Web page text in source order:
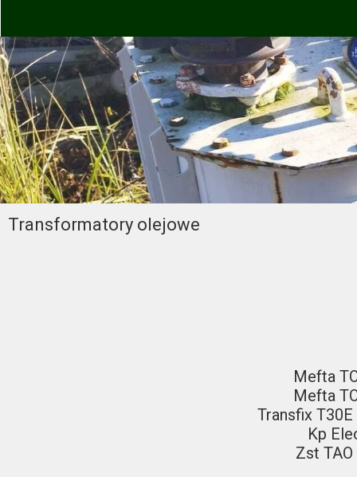
Transformatory olejowe
Mefta
Mefta
Transfix
Kp
Zst